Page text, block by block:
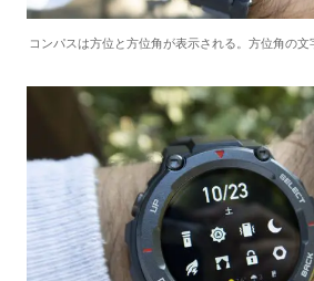
コンパスは方位と方位角が表示される。方位角の文